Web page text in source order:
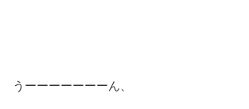
うーーーーーーーん、